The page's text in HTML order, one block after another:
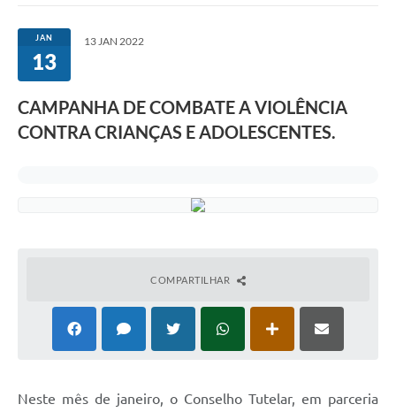
JAN
13
13 JAN 2022
CAMPANHA DE COMBATE A VIOLÊNCIA
CONTRA CRIANÇAS E ADOLESCENTES.
COMPARTILHAR
Neste mês de janeiro, o Conselho Tutelar, em parceria